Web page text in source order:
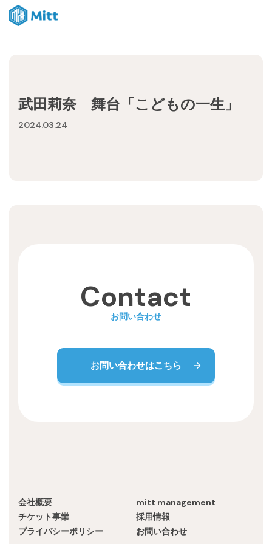
News
武田莉奈 舞台「こどもの一生」
2024.03.24
Contact
お問い合わせ
お問い合わせはこちら
会社概要
mitt management
チケット事業
採用情報
プライバシーポリシー
お問い合わせ